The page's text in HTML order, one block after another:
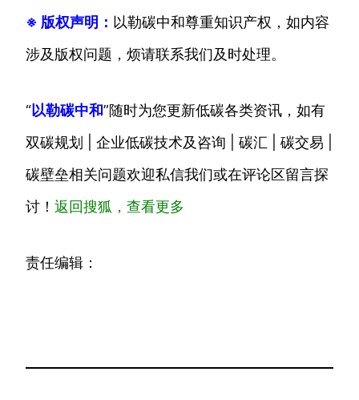
※ 版权声明： 以勒碳中和尊重知识产权，如内容
涉及版权问题，烦请联系我们及时处理。
“以勒碳中和”随时为您更新低碳各类资讯，如有
双碳规划 | 企业低碳技术及咨询 | 碳汇 | 碳交易 |
碳壁垒相关问题欢迎私信我们或在评论区留言探
讨！ 返回搜狐，查看更多
责任编辑：